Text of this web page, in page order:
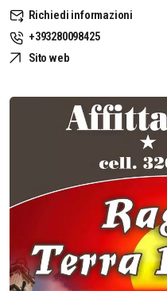
Richiedi informazioni
+393280098425
Sito web